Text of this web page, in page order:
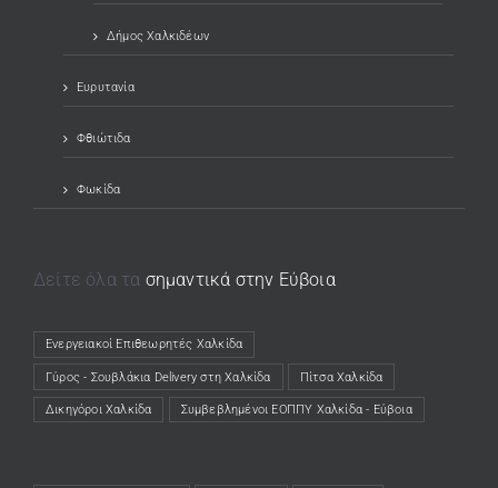
Δήμος Χαλκιδέων
Ευρυτανία
Φθιώτιδα
Φωκίδα
Δείτε όλα τα σημαντικά στην Εύβοια
Ενεργειακοί Επιθεωρητές Χαλκίδα
(opens in a new tab)
Γύρος - Σουβλάκια Delivery στη Χαλκίδα
(opens in a new tab) Πίτσα Χαλκίδα
(opens in a new tab)
Δικηγόροι Χαλκίδα
(opens in a new tab) Συμβεβλημένοι ΕΟΠΠΥ Χαλκίδα - Εύβοια
(opens in a new tab)